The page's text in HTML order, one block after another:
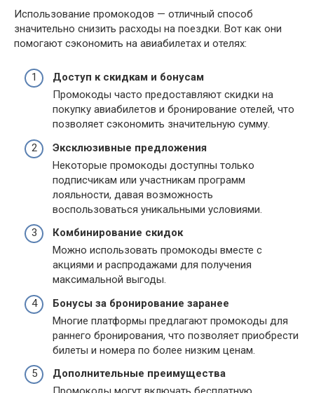
Использование промокодов — отличный способ
значительно снизить расходы на поездки. Вот как они
помогают сэкономить на авиабилетах и отелях:
Доступ к скидкам и бонусам
Промокоды часто предоставляют скидки на
покупку авиабилетов и бронирование отелей, что
позволяет сэкономить значительную сумму.
Эксклюзивные предложения
Некоторые промокоды доступны только
подписчикам или участникам программ
лояльности, давая возможность
воспользоваться уникальными условиями.
Комбинирование скидок
Можно использовать промокоды вместе с
акциями и распродажами для получения
максимальной выгоды.
Бонусы за бронирование заранее
Многие платформы предлагают промокоды для
раннего бронирования, что позволяет приобрести
билеты и номера по более низким ценам.
Дополнительные преимущества